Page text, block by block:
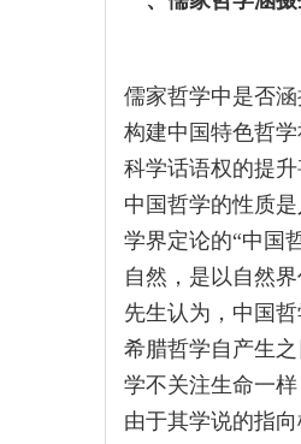
儒家哲学中是否
构建中国特色哲
科学话语权的提
中国哲学的性质
学界定论的“中国
自然，是以自然
先生认为，中国
希腊哲学自产生
学不关注生命一
由于其学说的指